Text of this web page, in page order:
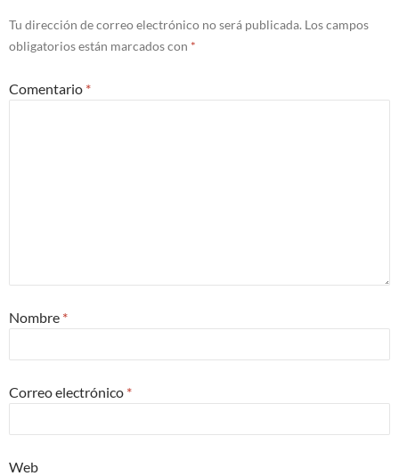
Tu dirección de correo electrónico no será publicada. Los campos
obligatorios están marcados con *
Comentario *
Nombre *
Correo electrónico *
Web